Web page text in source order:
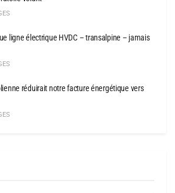
ligne électrique HVDC – transalpine – jamais
réduirait notre facture énergétique vers